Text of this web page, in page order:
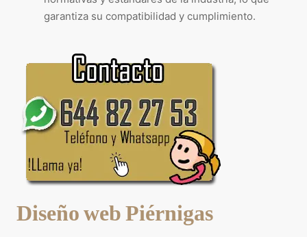
garantiza su compatibilidad y cumplimiento.
Diseño web Piérnigas